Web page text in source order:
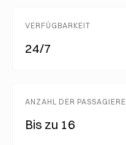
VERFÜGBARKEIT
24/7
ANZAHL DER PASSAGIERE
Bis zu 16